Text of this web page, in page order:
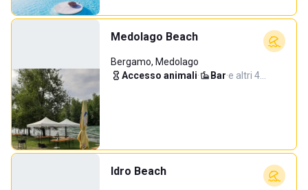
Medolago Beach
Bergamo, Medolago
Accesso animali· Bar·e altri 4…
Idro Beach